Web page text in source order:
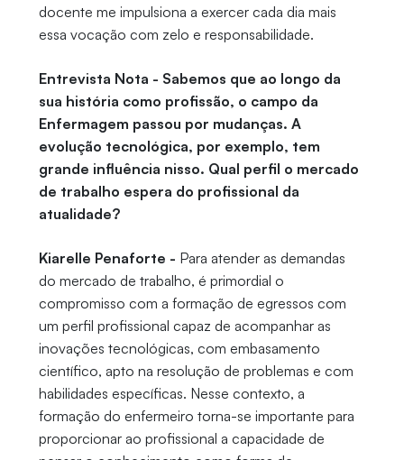
docente me impulsiona a exercer cada dia mais
essa vocação com zelo e responsabilidade.
Entrevista Nota - Sabemos que ao longo da
sua história como profissão, o campo da
Enfermagem passou por mudanças. A
evolução tecnológica, por exemplo, tem
grande influência nisso. Qual perfil o mercado
de trabalho espera do profissional da
atualidade?
Kiarelle Penaforte - Para atender as demandas
do mercado de trabalho, é primordial o
compromisso com a formação de egressos com
um perfil profissional capaz de acompanhar as
inovações tecnológicas, com embasamento
científico, apto na resolução de problemas e com
habilidades específicas. Nesse contexto, a
formação do enfermeiro torna-se importante para
proporcionar ao profissional a capacidade de